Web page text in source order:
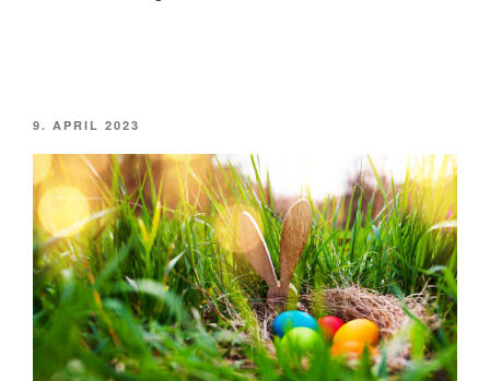
VERÖFFENTLICHT
9. APRIL 2023